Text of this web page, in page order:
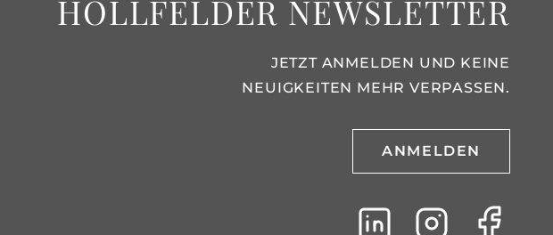
HOLLFELDER NEWSLETTER
JETZT ANMELDEN UND KEINE
NEUIGKEITEN MEHR VERPASSEN.
ANMELDEN